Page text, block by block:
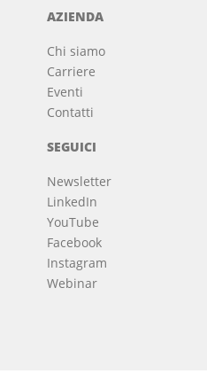
AZIENDA
Chi siamo
Carriere
Eventi
Contatti
SEGUICI
Newsletter
LinkedIn
YouTube
Facebook
Instagram
Webinar